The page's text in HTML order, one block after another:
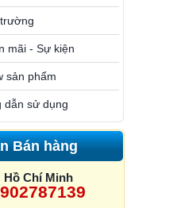
mãi - Sự kiện
sản phẩm
dẫn sử dụng
Bán hàng
Hồ Chí Minh